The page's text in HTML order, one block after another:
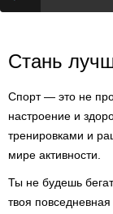
Стань
Спорт — это не
настроение и
тренировками и
мире активности.
Ты не будешь
твоя